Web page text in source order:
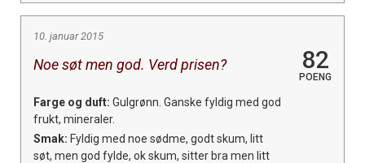
10. januar 2015
Noe søt men god. Verd prisen? 82
POENG
Farge og duft: Gulgrønn. Ganske fyldig med god
frukt, mineraler.
Smak: Fyldig med noe sødme, godt skum, litt
søt, men god fylde, ok skum, sitter bra men litt